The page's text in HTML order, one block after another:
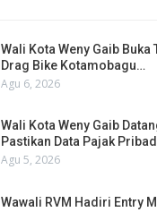
Wali Kota Weny Gaib Buka
Drag Bike Kotamobagu…
Agu 6, 2026
Wali Kota Weny Gaib
Pastikan Data Pajak
Agu 5, 2026
Wawali RVM Hadiri Entry